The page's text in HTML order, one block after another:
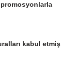
kabul etmiş